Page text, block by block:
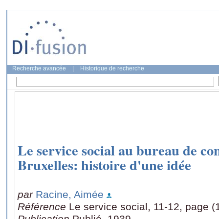
Recherche avancée Historique de recherche
Le service social au bureau de
Bruxelles: histoire d'une idée
par Racine, Aimée
Référence Le service social, 11-12, page